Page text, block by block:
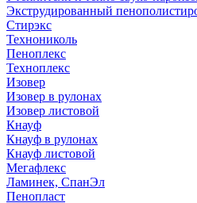
Экструдированный
Стирэкс
Технониколь
Пеноплекс
Техноплекс
Изовер
Изовер в рулонах
Изовер листовой
Кнауф
Кнауф в рулонах
Кнауф листовой
Мегафлекс
Ламинек, СпанЭл
Пенопласт